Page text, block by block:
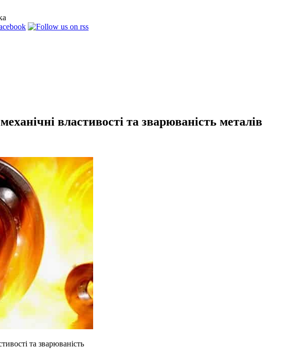
властивості та зварюваність металів
та зварюваність